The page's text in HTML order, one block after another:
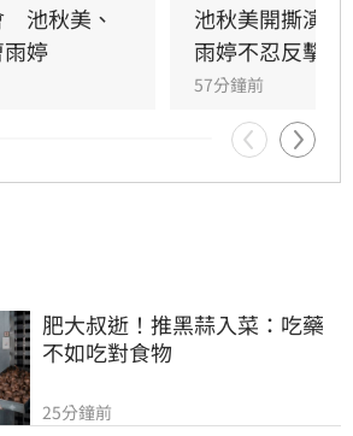
手斷腳，導致演藝事業一落千
通告的當紅歌手淪為過往雲煙。
池秋美、
婷
池秋美開撕演
雨婷不忍反擊了
57分鐘前
肥大叔逝！推黑蒜入菜：吃藥
不如吃對食物
25分鐘前